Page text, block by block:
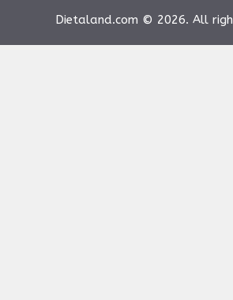
Dietaland.com © 2026. All